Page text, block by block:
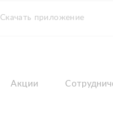
Скачать приложение
Акции